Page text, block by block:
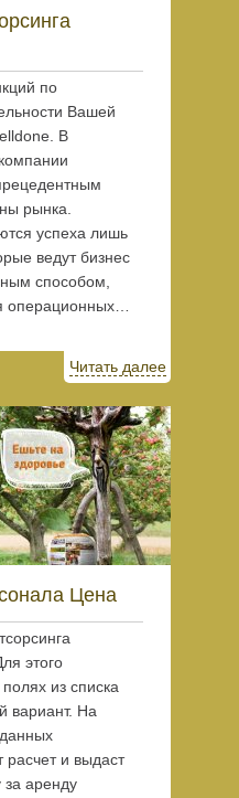
по
Вашей
В
рынка.
успеха лишь
ведут бизнес
способом,
операционных…
Читать далее
Цена
этого
из списка
вариант. На
расчет и выдаст
за аренду